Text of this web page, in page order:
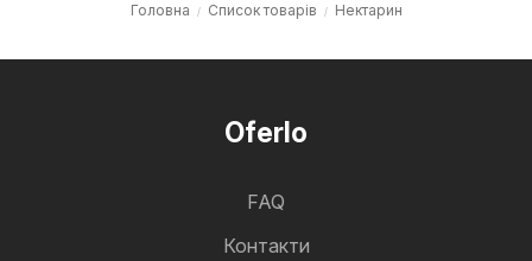
Головна Список товарів Нектарин
Oferlo
FAQ
Контакти